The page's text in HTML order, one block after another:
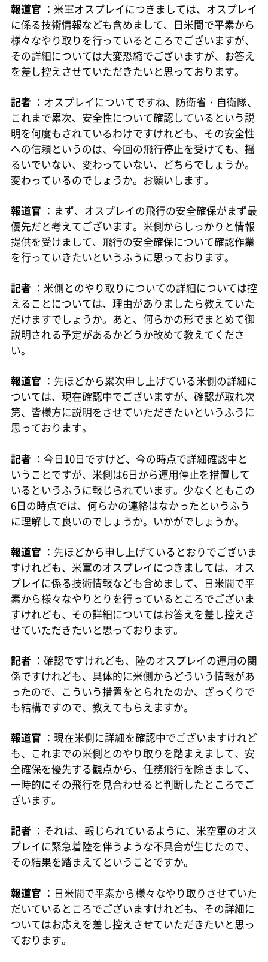
報道官 ：米軍オスプレイにつきましては、オスプレイ
に係る技術情報なども含めまして、日米間で平素から
様々なやり取りを行っているところでございますが、
その詳細については大変恐縮でございますが、お答え
を差し控えさせていただきたいと思っております。
記者 ：オスプレイについてですね、防衛省・自衛隊、
これまで累次、安全性について確認しているという説
明を何度もされているわけですけれども、その安全性
への信頼というのは、今回の飛行停止を受けても、揺
るいでいない、変わっていない、どちらでしょうか。
変わっているのでしょうか。お願いします。
報道官 ：まず、オスプレイの飛行の安全確保がまず最
優先だと考えてございます。米側からしっかりと情報
提供を受けまして、飛行の安全確保について確認作業
を行っていきたいというふうに思っております。
記者 ：米側とのやり取りについての詳細については控
えることについては、理由がありましたら教えていた
だけますでしょうか。あと、何らかの形でまとめて御
説明される予定があるかどうか改めて教えてくださ
い。
報道官 ：先ほどから累次申し上げている米側の詳細に
ついては、現在確認中でございますが、確認が取れ次
第、皆様方に説明をさせていただきたいというふうに
思っております。
記者 ：今日10日ですけど、今の時点で詳細確認中と
いうことですが、米側は6日から運用停止を措置して
いるというふうに報じられています。少なくともこの
6日の時点では、何らかの連絡はなかったというふう
に理解して良いのでしょうか。いかがでしょうか。
報道官 ：先ほどから申し上げているとおりでございま
すけれども、米軍のオスプレイにつきましては、オス
プレイに係る技術情報なども含めまして、日米間で平
素から様々なやりとりを行っているところでございま
すけれども、その詳細についてはお答えを差し控えさ
せていただきたいと思っております。
記者 ：確認ですけれども、陸のオスプレイの運用の関
係ですけれども、具体的に米側からどういう情報があ
ったので、こういう措置をとられたのか、ざっくりで
も結構ですので、教えてもらえますか。
報道官 ：現在米側に詳細を確認中でございますけれど
も、これまでの米側とのやり取りを踏まえまして、安
全確保を優先する観点から、任務飛行を除きまして、
一時的にその飛行を見合わせると判断したところでご
ざいます。
記者 ：それは、報じられているように、米空軍のオス
プレイに緊急着陸を伴うような不具合が生じたので、
その結果を踏まえてということですか。
報道官 ：日米間で平素から様々なやり取りさせていた
だいているところでございますけれども、その詳細に
ついてはお応えを差し控えさせていただきたいと思っ
ております。